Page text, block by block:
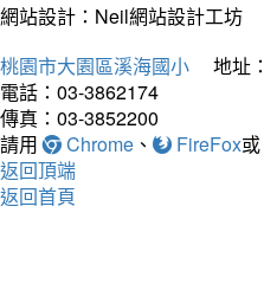
網站設計：Neil網站設計工坊
桃園市大園區溪海國小
地址：
電話：03-3862174
傳真：03-3852200
請用
Chrome 、 FireFox或
返回頂端
返回首頁